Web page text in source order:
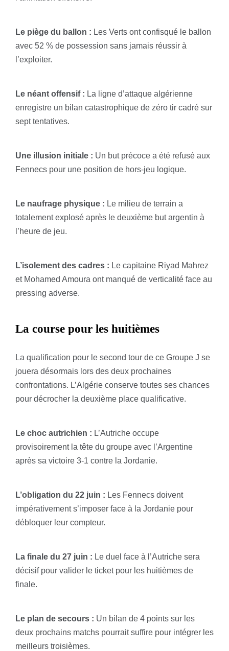
Le piège du ballon : Les Verts ont confisqué le ballon
avec 52 % de possession sans jamais réussir à
l’exploiter.
Le néant offensif : La ligne d’attaque algérienne
enregistre un bilan catastrophique de zéro tir cadré sur
sept tentatives.
Une illusion initiale : Un but précoce a été refusé aux
Fennecs pour une position de hors-jeu logique.
Le naufrage physique : Le milieu de terrain a
totalement explosé après le deuxième but argentin à
l’heure de jeu.
L’isolement des cadres : Le capitaine Riyad Mahrez
et Mohamed Amoura ont manqué de verticalité face au
pressing adverse.
La course pour les huitièmes
La qualification pour le second tour de ce Groupe J se
jouera désormais lors des deux prochaines
confrontations. L’Algérie conserve toutes ses chances
pour décrocher la deuxième place qualificative.
Le choc autrichien : L’Autriche occupe
provisoirement la tête du groupe avec l’Argentine
après sa victoire 3-1 contre la Jordanie.
L’obligation du 22 juin : Les Fennecs doivent
impérativement s’imposer face à la Jordanie pour
débloquer leur compteur.
La finale du 27 juin : Le duel face à l’Autriche sera
décisif pour valider le ticket pour les huitièmes de
finale.
Le plan de secours : Un bilan de 4 points sur les
deux prochains matchs pourrait suffire pour intégrer les
meilleurs troisièmes.